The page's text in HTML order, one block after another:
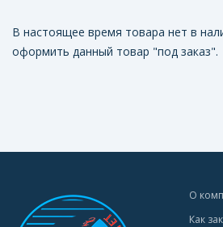
В настоящее время товара нет в
оформить данный товар "под заказ".
О
Как